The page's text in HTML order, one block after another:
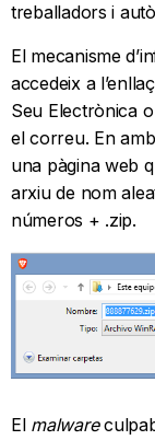
treballadors i
El mecanisme
accedeix a
Seu Electrònica
el correu. En
una pàgina web
arxiu de nom
números + .zip.
El malware